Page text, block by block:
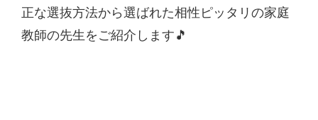
正な選抜方法から選ばれた相性ピッタリの家庭
教師の先生をご紹介します🎵